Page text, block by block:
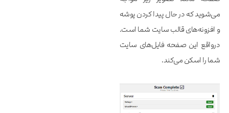
می‌شوید که در حال پیدا کردن پوشه
و افزونه‌های قالب سایت شما است.
درواقع این صفحه فایل‌های سایت
شما را اسکن می‌کند.